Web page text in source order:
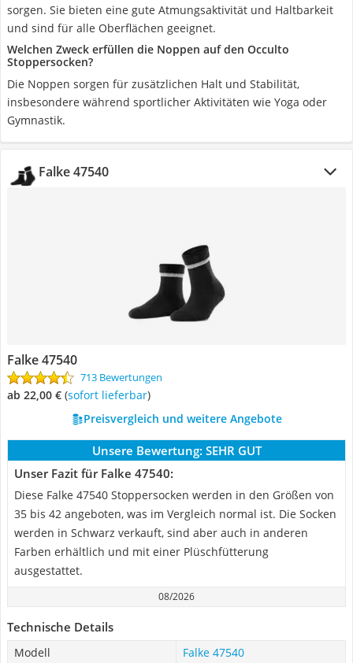
sorgen. Sie bieten eine gute Atmungsaktivität und Haltbarkeit
und sind für alle Oberflächen geeignet.
Welchen Zweck erfüllen die Noppen auf den Occulto
Stoppersocken?
Die Noppen sorgen für zusätzlichen Halt und Stabilität,
insbesondere während sportlicher Aktivitäten wie Yoga oder
Gymnastik.
Falke 47540
Falke 47540
713 Bewertungen
ab 22,00 € ( Sofort lieferbar)
Preisvergleich und weitere Angebote
Unsere Bewertung: SEHR GUT
Unser Fazit für Falke 47540:
Diese Falke 47540 Stoppersocken werden in den Größen von
35 bis 42 angeboten, was im Vergleich normal ist. Die Socken
werden in Schwarz verkauft, sind aber auch in anderen
Farben erhältlich und mit einer Plüschfütterung
ausgestattet.
08/2026
Technische Details
Modell
Falke 47540